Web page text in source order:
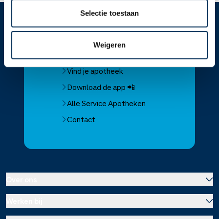
Selectie toestaan
Weigeren
ServiceApotheek
Vind je apotheek
Download de app 📲
Alle Service Apotheken
Contact